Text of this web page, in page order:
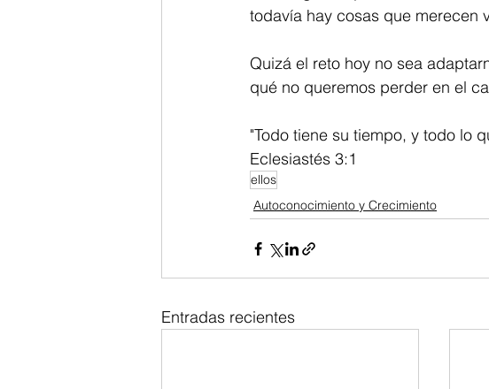
todavía hay cosas que merecen
Quizá el reto hoy no sea
qué no queremos perder en el
"Todo tiene su tiempo, y todo lo
Eclesiastés 3:1
ellos
Autoconocimiento y Crecimiento
Entradas recientes